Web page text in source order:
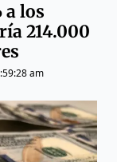
a los
214.000
am